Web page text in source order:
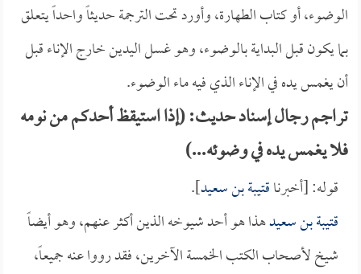
الوضوء، أو كتاب الطهارة، وأورد تحت الترجمة حديثاً واحداً يتعلق
بما يكون قبل البداية بالوضوء، وهو غسل اليدين خارج الإناء قبل
أن يغمس يده في الإناء الذي فيه ماء الوضوء.
تراجم رجال إسناد حديث: (إذا استيقظ أحدكم من نومه
فلا يغمس يده في وضوئه...)
قوله: [أخبرناقتيبة بن سعيد].
قتيبة بن سعيدهذا هو أحد شيوخه الذين أكثر عنهم، وهو أيضاً
شيخ لأصحاب الكتب الخمسة الآخرين، فقد رووا عنه جميعاً،